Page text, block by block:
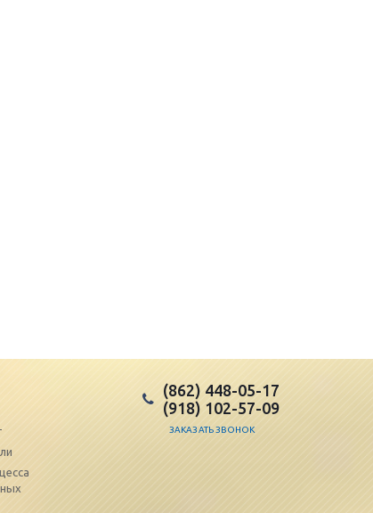
(862) 448-05-17
(918) 102-57-09
ЗАКАЗАТЬ ЗВОНОК